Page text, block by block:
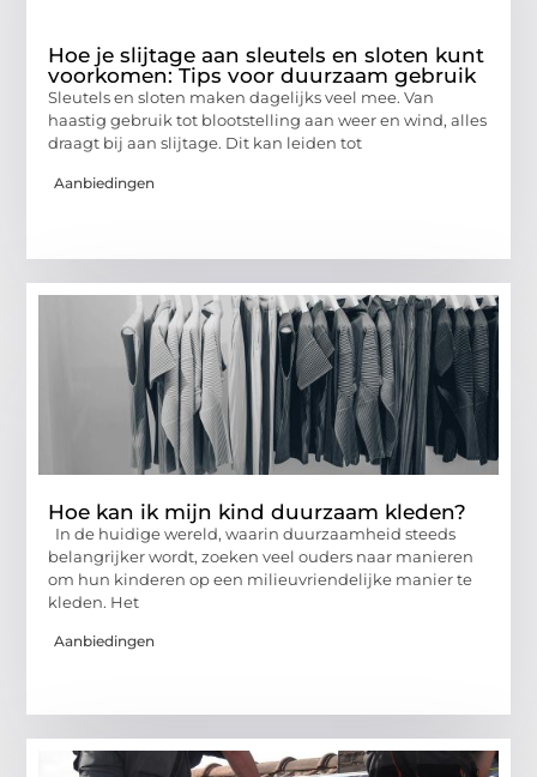
Hoe je slijtage aan sleutels en sloten kunt
voorkomen: Tips voor duurzaam gebruik
Sleutels en sloten maken dagelijks veel mee. Van
haastig gebruik tot blootstelling aan weer en wind, alles
draagt bij aan slijtage. Dit kan leiden tot
Aanbiedingen
Hoe kan ik mijn kind duurzaam kleden?
In de huidige wereld, waarin duurzaamheid steeds
belangrijker wordt, zoeken veel ouders naar manieren
om hun kinderen op een milieuvriendelijke manier te
kleden. Het
Aanbiedingen